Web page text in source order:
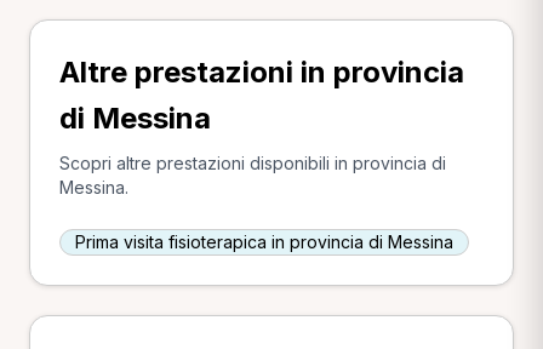
Altre prestazioni in provincia
di Messina
Scopri altre prestazioni disponibili in provincia di
Messina.
Prima visita fisioterapica in provincia di Messina